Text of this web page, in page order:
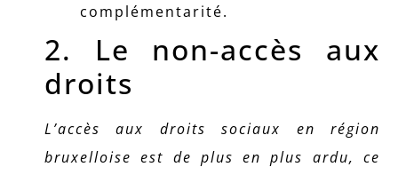
complémentarité.
2. Le non-accès aux
droits
L’accès aux droits sociaux en région
bruxelloise est de plus en plus ardu, ce